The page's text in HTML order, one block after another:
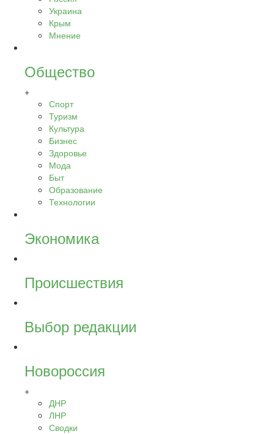
Украина
Крым
Мнение
Общество
+
Спорт
Туризм
Культура
Бизнес
Здоровье
Мода
Быт
Образование
Технологии
Экономика
Происшествия
Выбор редакции
Новороссия
+
ДНР
ЛНР
Сводки